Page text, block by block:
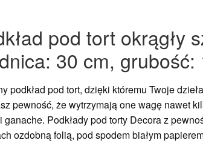
pod tort okrągły
30 cm,
podkład pod tort, dzięki któremu Twoje
pewność, że wytrzymają one wagę nawet
ganache. Podkłady pod torty Decora z
ozdobną folią, pod spodem białym